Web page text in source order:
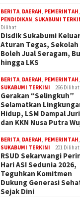
BERITA, DAERAH, PEMERINTAH,
PENDIDIKAN, SUKABUMI
Dilihat
Disdik Sukabumi
Aturan Tegas, Sekolah
Boleh Jual Seragam,
hingga LKS
BERITA, DAERAH, PEMERINTAH,
SUKABUMI TERKINI
266 Dilihat
Gerakan “Selingkuh”
Selamatkan
Hidup, LSM Dampal
dan KKN Nusa Putra
BERITA, DAERAH, PEMERINTAH,
SUKABUMI TERKINI
201 Dilihat
RSUD Sekarwangi
Hari ASI Sedunia 2026,
Teguhkan Komitmen
Dukung Generasi
Sejak Dini